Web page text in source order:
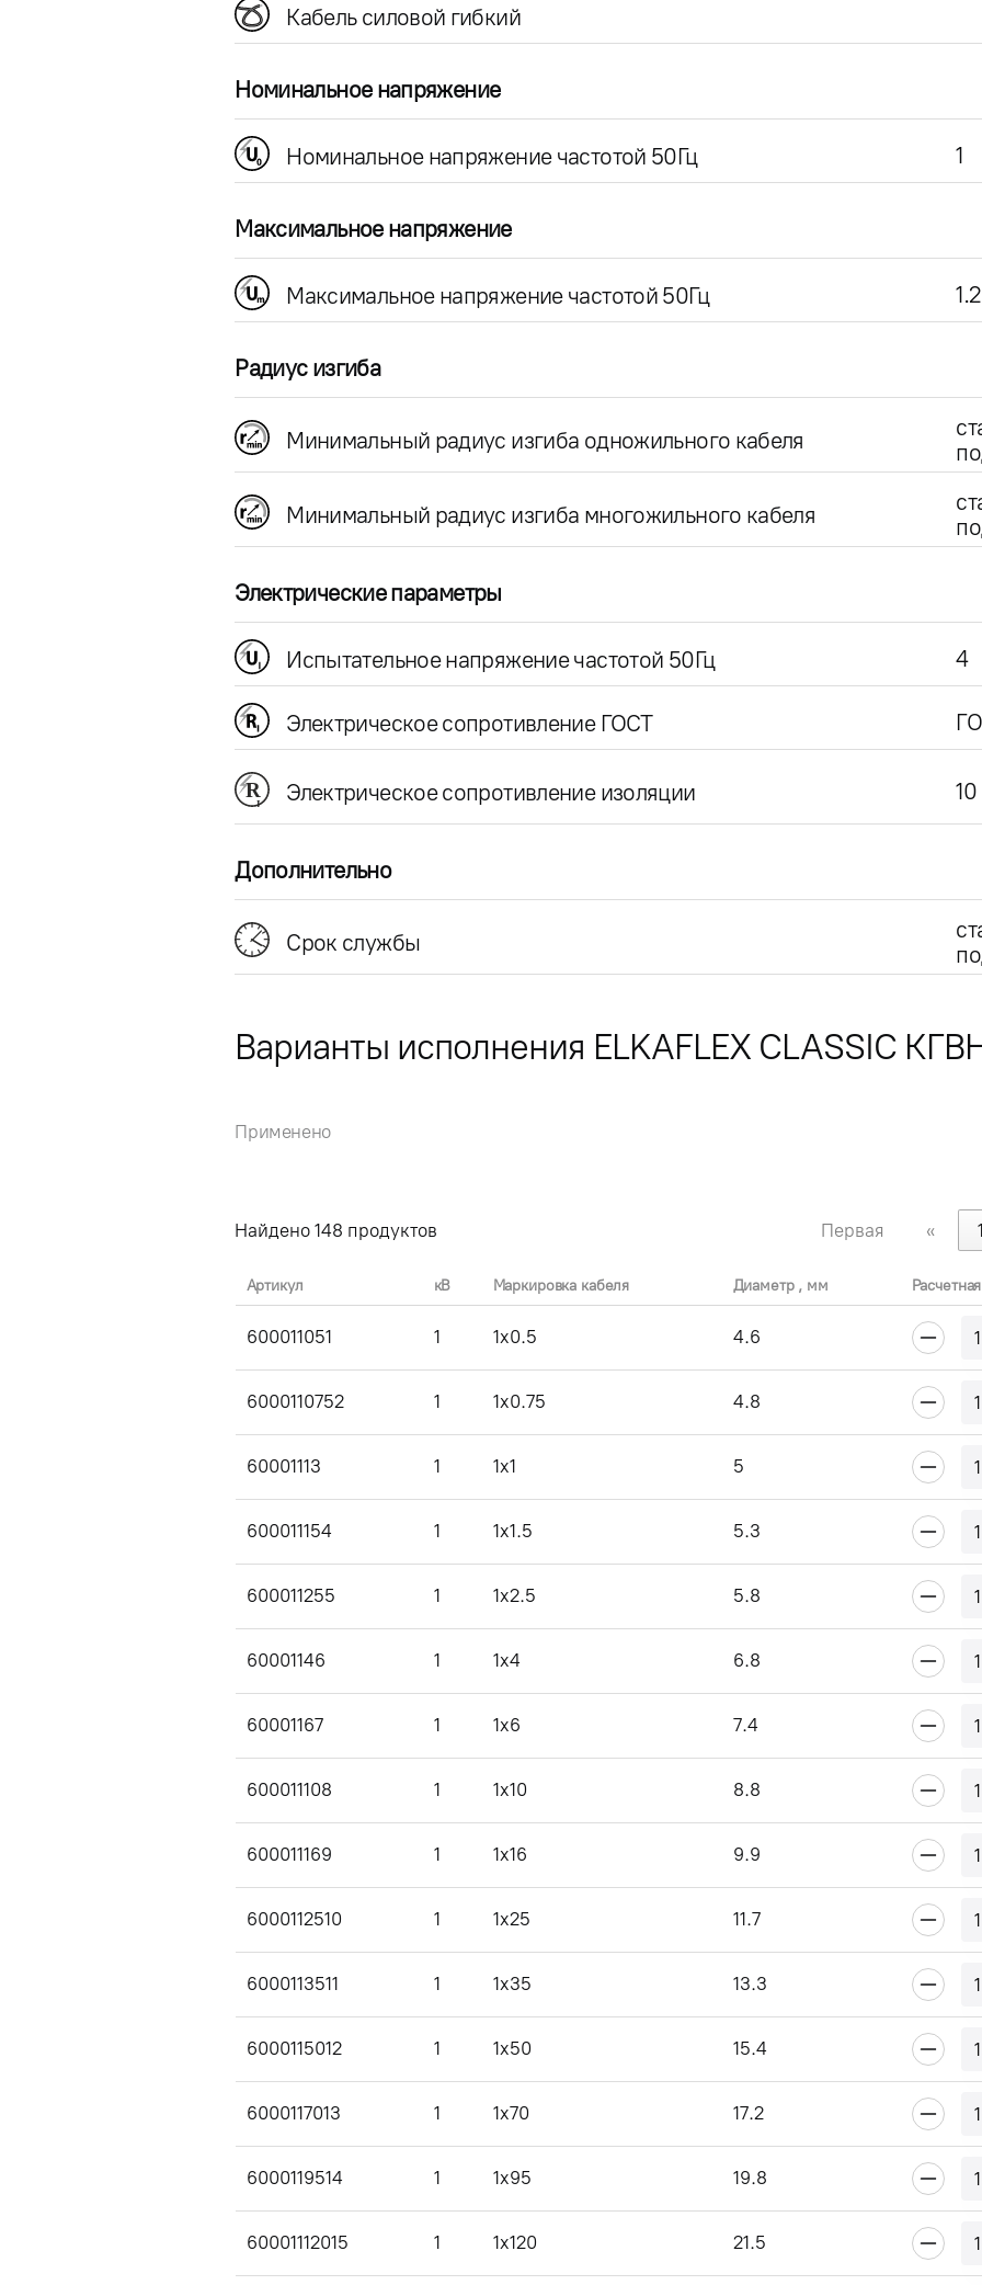
Кабель силовой гибкий
Номинальное напряжение
Номинальное напряжение частотой 50Гц 1
Максимальное напряжение
Максимальное напряжение частотой 50Гц 1.2
Радиус изгиба
Минимальный радиус изгиба одножильного кабеля
Минимальный радиус изгиба многожильного кабеля
Электрические параметры
Испытательное напряжение частотой 50Гц 4
Электрическое сопротивление ГОСТ
Электрическое сопротивление изоляции 10
Дополнительно
Срок службы
Варианты исполнения ELKAFLEX CLASSIC
Применено
Найдено148 продуктов Первая « 1
Артикул кВ Маркировка кабеля Диаметр , мм
600011051 1 1x0.5 4.6
6000110752 1 1x0.75 4.8
60001113 1 1x1 5
600011154 1 1x1.5 5.3
600011255 1 1x2.5 5.8
60001146 1 1x4 6.8
60001167 1 1x6 7.4
600011108 1 1x10 8.8
600011169 1 1x16 9.9
6000112510 1 1x25 11.7
6000113511 1 1x35 13.3
6000115012 1 1x50 15.4
6000117013 1 1x70 17.2
6000119514 1 1x95 19.8
60001112015 1 1x120 21.5